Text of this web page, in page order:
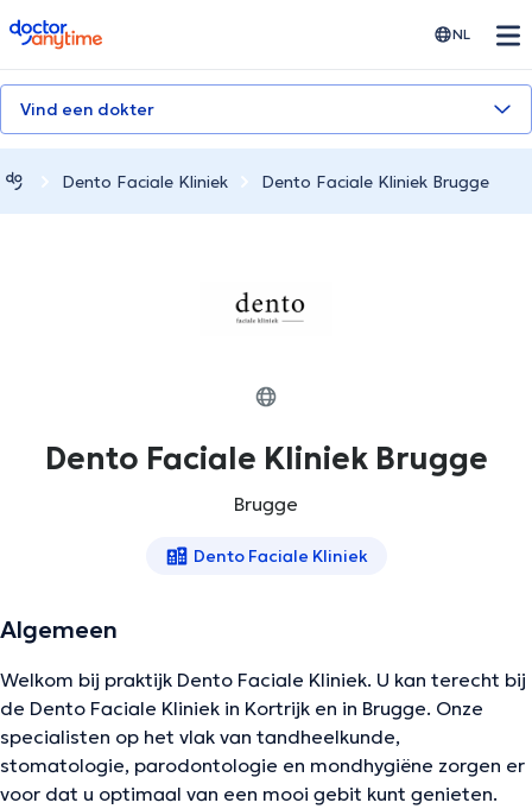
doctoranytime NL
Vind een dokter
Dento Faciale Kliniek Dento Faciale Kliniek Brugge
Dento Faciale Kliniek Brugge
Brugge
Dento Faciale Kliniek
Algemeen
Welkom bij praktijk Dento Faciale Kliniek. U kan terecht bij
de Dento Faciale Kliniek in Kortrijk en in Brugge. Onze
specialisten op het vlak van tandheelkunde,
stomatologie, parodontologie en mondhygiëne zorgen er
voor dat u optimaal van een mooi gebit kunt genieten.